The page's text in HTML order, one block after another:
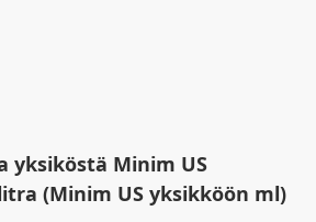
yksiköstä Minim US
(Minim US yksikköön ml)